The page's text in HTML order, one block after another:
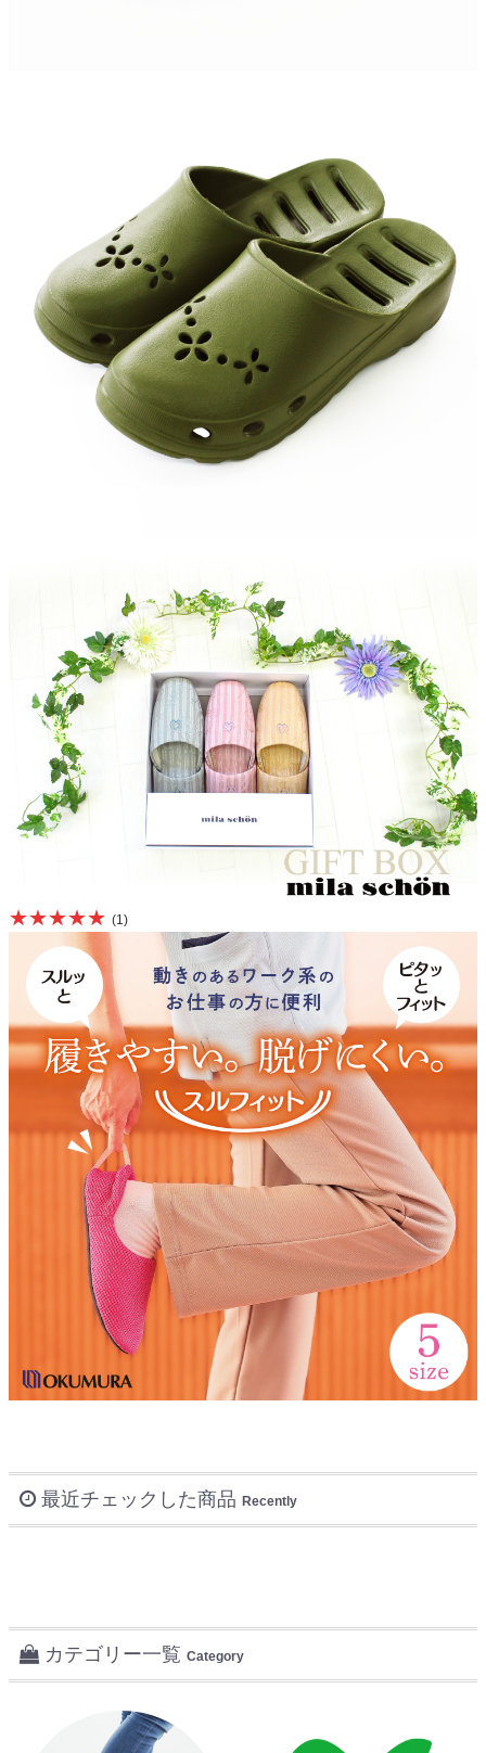
★★★★★ (1)
最近チェックした商品 Recently
カテゴリー一覧 Category